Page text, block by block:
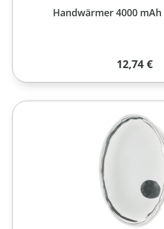
Handwärmer 4000
Regulärer
12,74 €